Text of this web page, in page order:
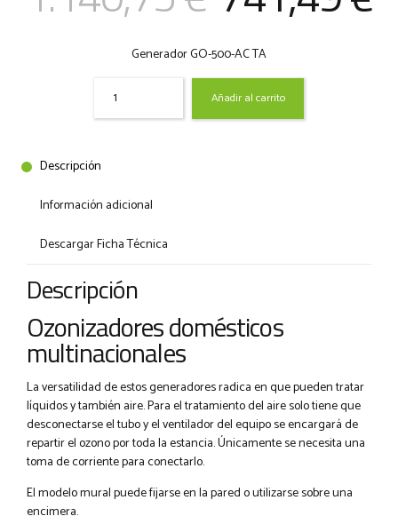
precio
original
era:
Generador GO-500-AC TA
Añadir al carrito
Descripción
Información adicional
Descargar Ficha Técnica
Descripción
Ozonizadores domésticos
multinacionales
La versatilidad de estos generadores radica en que pueden tratar
líquidos y también aire. Para el tratamiento del aire solo tiene que
desconectarse el tubo y el ventilador del equipo se encargará de
repartir el ozono por toda la estancia. Únicamente se necesita una
toma de corriente para conectarlo.
El modelo mural puede fijarse en la pared o utilizarse sobre una
encimera.